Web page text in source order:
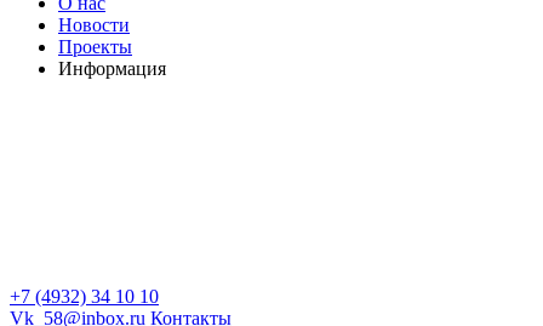
Новости
Проекты
Информация
+7 (4932) 34 10 10
Vk_58@inbox.ru Контакты